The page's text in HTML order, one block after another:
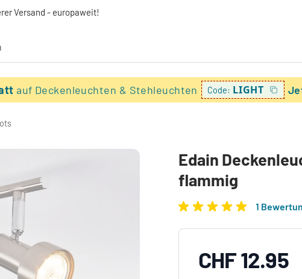
Versand - europaweit!
auf Deckenleuchten & Stehleuchten Code: LIGHT
Edain
flammig
1
CHF 12.95